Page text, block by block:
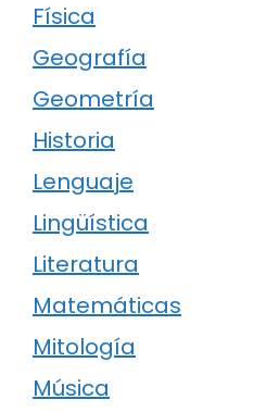
Física
Geografía
Geometría
Historia
Lenguaje
Lingüística
Literatura
Matemáticas
Mitología
Música